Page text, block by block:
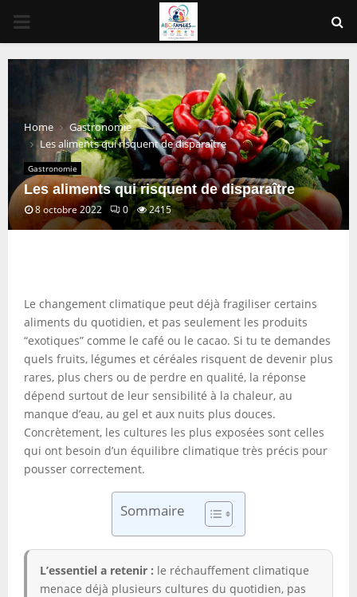
PRIMARY
MENU
Home
Gastronomie
Les aliments qui risquent de disparaître
Gastronomie
Les aliments qui risquent de disparaître
8 octobre 2022 0 2415
Le changement climatique peut déjà fragiliser certains
aliments du quotidien, et pas seulement les produits
“exotiques” comme le café ou le cacao. Si tu te demandes
quels fruits, légumes et céréales risquent de devenir plus
rares, plus chers ou de perdre en qualité, la réponse
dépend surtout de leur sensibilité à la chaleur, au
manque d’eau, au gel et aux nuits plus douces.
Concrètement, les cultures les plus exposées sont celles
qui ont besoin d’un équilibre climatique très précis pour
pousser correctement.
Sommaire
L’essentiel a retenir : le réchauffement climatique
menace déjà plusieurs cultures du quotidien, pas